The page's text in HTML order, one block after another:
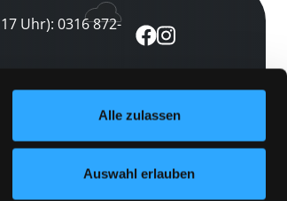
Alle zulassen
Auswahl erlauben
Uhr): 0316 872-
abonnieren
verpassen